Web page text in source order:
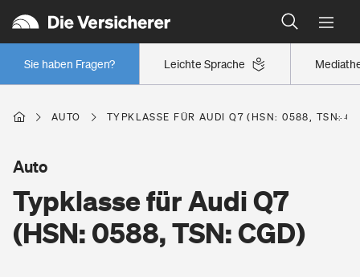
Leichte Sprache
Sie haben Fragen?
Wer versichert was: Jetzt Versicherer finden
Regionalklassen: So ist Ihre Region eingestuft
Wer versichert was: Jetzt Versicherer finden
Berufsunfähigkeitsversicherung
Erwerbsunfähigkeitsversicherung
Wohnen
AUTO TYPKLASSE FÜR AUDI Q7 (HSN: 0588, TSN:
Typklasse für Audi Q7
(HSN: 0588, TSN: CGD)
Auto